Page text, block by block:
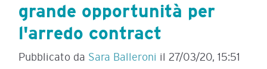
grande opportunità per
l'arredo contract
Pubblicato da Sara Balleroni il27/03/20, 15:51